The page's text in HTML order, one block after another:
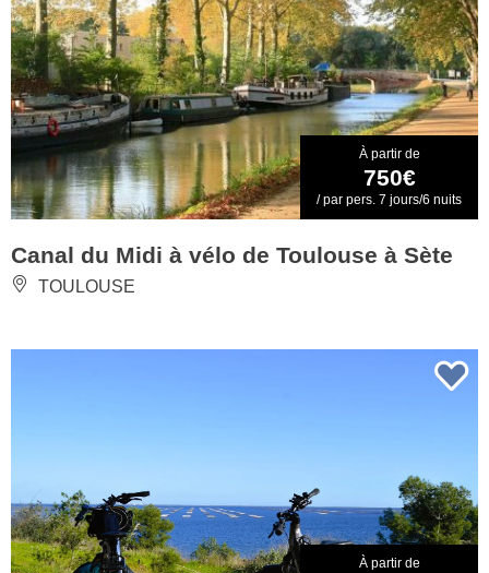
À partir de
750€
/ par pers. 7 jours/6 nuits
Canal du Midi à vélo de Toulouse à Sète
TOULOUSE
À partir de